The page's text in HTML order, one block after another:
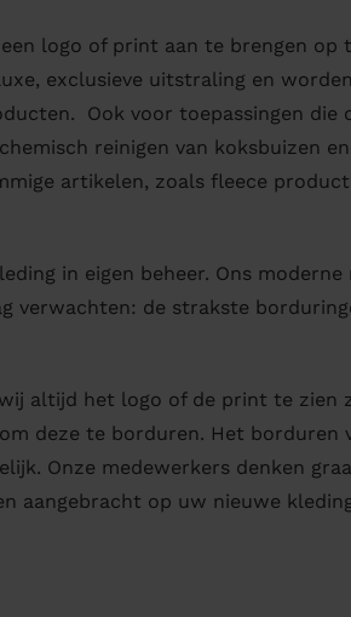
logo of print aan te brengen
exclusieve uitstraling en
Ook voor toepassingen die
reinigen van koksbuizen
artikelen, zoals fleece
in eigen beheer. Ons
verwachten: de strakste
altijd het logo of de print te
deze te borduren. Het
Onze medewerkers denken
aangebracht op uw nieuwe